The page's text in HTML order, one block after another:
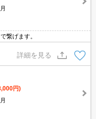
繋げます。
詳細を見る
円)